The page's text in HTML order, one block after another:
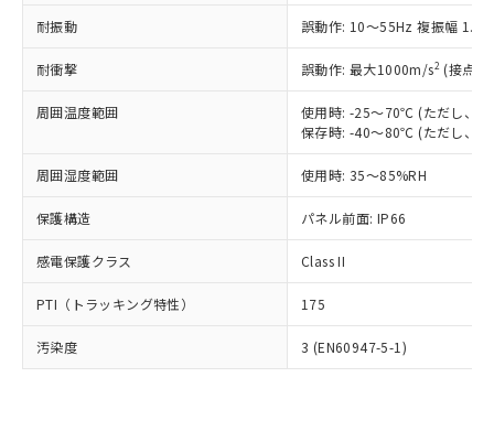
耐振動 誤動作: 10～55Hz 複振幅
耐衝撃 誤動作: 最大1000m/s2 (接点
周囲温度範囲
使用時: -25～70℃ (ただし、氷
保存時: -40～80℃ (ただし、氷
周囲湿度範囲 使用時: 35～85%RH
保護構造 パネル前面: IP66
感電保護クラス Class II
PTI（トラッキング特性） 175
汚染度 3 (EN60947-5-1)
タに基づき作成されるものであり、閲
覧された時点での実際の在庫および標
準価格とは異なる場合があることをご
正式な納期状況および標準価格はお客
様のお取引先、またはお客様担当のオ
ムロン制御機器販売店・当社販売員に
オムロン制御機器販売店や当社販売拠
販売ネットワーク
」をご確認
在庫状況および標準価格結果を当社の
事前の承諾なく第三者に漏洩または開
示しないようお願いします。
マイパーツ機能（部品リスト作成サー
ビス）をご利用いただくには、I-Web
鉛(Pb) 1000ppm以下、 水銀(Hg) 1000ppm以下、 カド
六価クロム(Cr(Ⅵ)) 1000ppm以下、ポリ臭化ビフェニル
類(PBB) 1000ppm以下、ポリ臭化ジフェニルエーテル類
ルベンジル（BBP） 1000ppm以下、フタル酸ジブチル
（DBP） 1000ppm以下、フタル酸ジイソブチル
但し、RoHS指令で産業用監視および制御機器に対する
適用除外項目は除く。
フタル酸エステル類の４物質については閾値を超える意
図的な使用がないことを確認しています。
部品在庫の切り替え状況などにより、予定
月が前後することがあります。
*中国RoHS10物質の基準値 (GB/T26572)：
Pb(鉛) :1000ppm、 Hg(水銀) : 1000ppm、 Cd(カドミウ
Cr(Ⅵ)(六価クロム) : 1000ppm、 PBBs(ポリ臭化ビフェ
ニル類) : 1000ppm、 PBDEs(ポリ臭化ジフェニルエーテ
ル類) : 1000ppm、
DBP(フタル酸ジブチル) : 1000ppm、 DIBP(フタル酸ジ
イソブチル) : 1000ppm、 BBP(フタル酸ブチルベンジ
DEHP(フタル酸ビス(2-エチルヘキシル)) : 1000ppm
「ｅ」：有害物質（10物質）のすべてが基
準値以下であることを示します。
「10」：通常の使用状況下において有害物
質が外部に漏えいし、環境に深刻な影響を
及ぼさない年数を意味します。
または国外への提供する場合は、日本
国政府の輸出許可(または役務取引許
可)を取得するなどの必要な手続きを
当社は規制貨物を破棄する場合は、完
全に破砕するなど、違法に輸出されな
いよう必要な手段を講じます。
当社は貴社製品を、核兵器、ミサイ
ル、化学兵器、生物兵器またはその他
武器並びにこれらの製造装置等に一切
当社は、貴社製品を第三者に販売する
場合は、上記1、2および3の内容を当
該第三者に通知します。また当社は、
販売先および販売に係わる関係者が違
法に輸出するおそれがある場合は、取
り引きをいたしません。
一定数以上の在庫あり
一定数には満たないが在庫あり
在庫なし(最新の在庫状況につ
いては、お客様のお取引先、ま
たはお客様担当のオムロン制御
機器販売店・当社販売員にご確
受注生産機種、また在庫状況の
情報を公開していない機種